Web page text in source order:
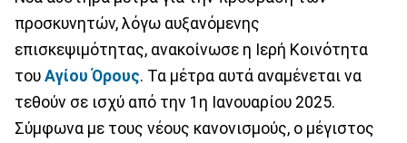
προσκυνητών, λόγω αυξανόμενης
επισκεψιμότητας, ανακοίνωσε η Ιερή Κοινότητα
του Αγίου Όρους. Τα μέτρα αυτά αναμένεται να
τεθούν σε ισχύ από την 1η Ιανουαρίου 2025.
Σύμφωνα με τους νέους κανονισμούς, ο μέγιστος